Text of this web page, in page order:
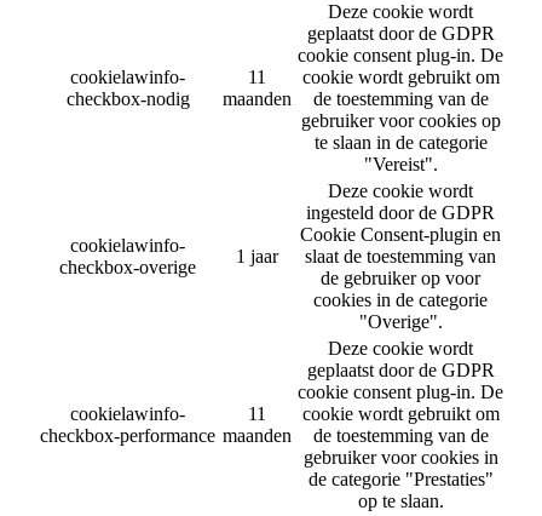
cookielawinfo-
checkbox-nodig
11
maanden
Deze cookie wordt
geplaatst door de GDPR
cookie consent plug-in. De
cookie wordt gebruikt om
de toestemming van de
gebruiker voor cookies op
te slaan in de categorie
"Vereist".
cookielawinfo-
checkbox-overige
1 jaar
Deze cookie wordt
ingesteld door de GDPR
Cookie Consent-plugin en
slaat de toestemming van
de gebruiker op voor
cookies in de categorie
"Overige".
cookielawinfo-
checkbox-performance
11
maanden
Deze cookie wordt
geplaatst door de GDPR
cookie consent plug-in. De
cookie wordt gebruikt om
de toestemming van de
gebruiker voor cookies in
de categorie "Prestaties"
op te slaan.